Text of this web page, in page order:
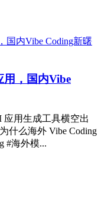
用，国内Vibe
应用生成工具横空出
什么海外 Vibe Coding
#海外模...